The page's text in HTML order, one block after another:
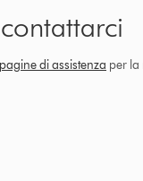
pagine di assistenza per la